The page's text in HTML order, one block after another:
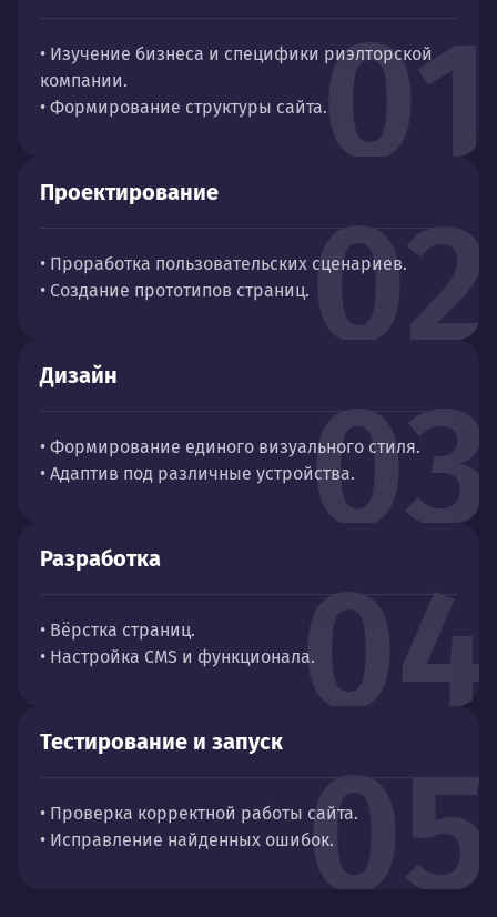
01
• Изучение бизнеса и специфики риэлторской
компании.
• Формирование структуры сайта.
02
Проектирование
• Проработка пользовательских сценариев.
• Создание прототипов страниц.
03
Дизайн
• Формирование единого визуального стиля.
• Адаптив под различные устройства.
04
Разработка
• Вёрстка страниц.
• Настройка CMS и функционала.
05
Тестирование и запуск
• Проверка корректной работы сайта.
• Исправление найденных ошибок.